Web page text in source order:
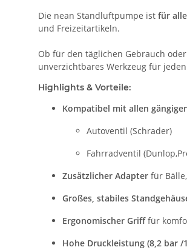
Die nean Standluftpumpe ist für
und Freizeitartikeln.
Ob für den täglichen Gebrauch
unverzichtbares Werkzeug für
Highlights & Vorteile:
Kompatibel mit allen
Autoventil (Schrader)
Fahrradventil
Zusätzlicher Adapter für
Großes, stabiles
Ergonomischer Grifffür
Hohe Druckleistung (8,2 bar /